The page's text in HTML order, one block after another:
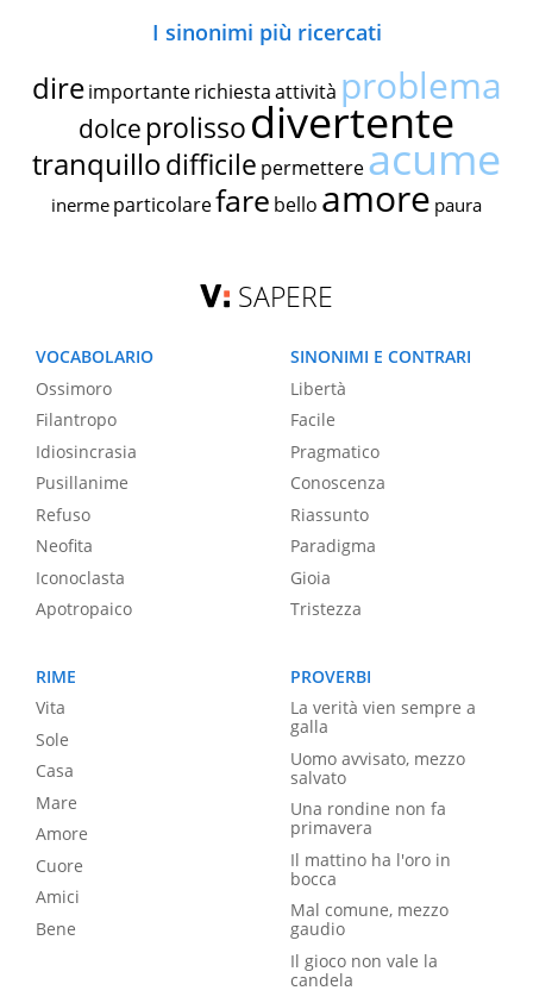
I sinonimi più ricercati
dire importante richiestaattività problema
dolce prolissodivertente
tranquillodifficile permettereacume
inerme particolarefare bello amore paura
SAPERE
VOCABOLARIO
Ossimoro
Filantropo
Idiosincrasia
Pusillanime
Refuso
Neofita
Iconoclasta
Apotropaico
SINONIMI E CONTRARI
Libertà
Facile
Pragmatico
Conoscenza
Riassunto
Paradigma
Gioia
Tristezza
RIME
Vita
Sole
Casa
Mare
Amore
Cuore
Amici
Bene
PROVERBI
La verità vien sempre a
galla
Uomo avvisato, mezzo
salvato
Una rondine non fa
primavera
Il mattino ha l'oro in
bocca
Mal comune, mezzo
gaudio
Il gioco non vale la
candela